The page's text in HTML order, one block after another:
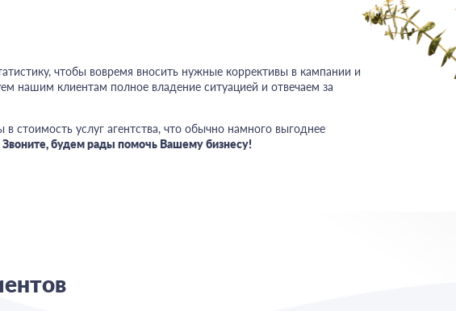
чтобы вовремя вносить нужные коррективы в кампании и
нашим клиентам полное владение ситуацией и отвечаем за
стоимость услуг агентства, что обычно намного выгоднее
Звоните, будем рады помочь Вашему бизнесу!